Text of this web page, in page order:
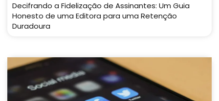
Decifrando a Fidelização de Assinantes: Um Guia
Honesto de uma Editora para uma Retenção
Duradoura